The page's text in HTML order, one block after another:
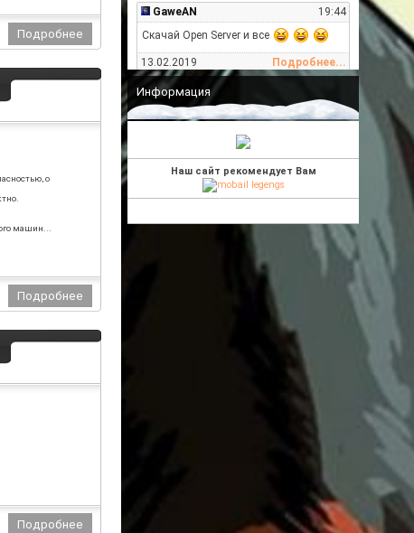
19:44
GaweAN
Скачай Open Server и все
Подробнее...
13.02.2019
BY
Проверь все ли правильно настроил,
все-ли плагины подключены,
Подробнее...
27.01.2019
этого не было ну остальное не очень
Подробнее...
23:15
Информация
Наш сайт рекомендует Вам
о
машин...